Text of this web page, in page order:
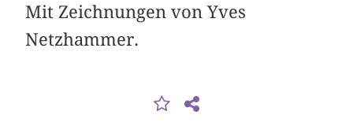
Mit Zeichnungen von Yves
Netzhammer.